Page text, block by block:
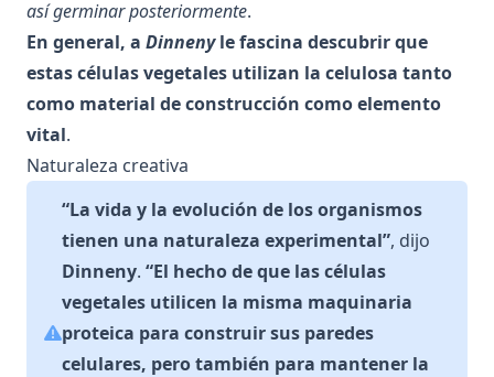
así germinar posteriormente.
En general, a Dinnenyle fascina descubrir que
estas células vegetales utilizan la celulosa tanto
como material de construcción como elemento
vital.
Naturaleza creativa
“La vida y la evolución de los organismos
tienen una naturaleza experimental”, dijo
Dinneny. “El hecho de que las células
vegetales utilicen la misma maquinaria
proteica para construir sus paredes
celulares, pero también para mantener la